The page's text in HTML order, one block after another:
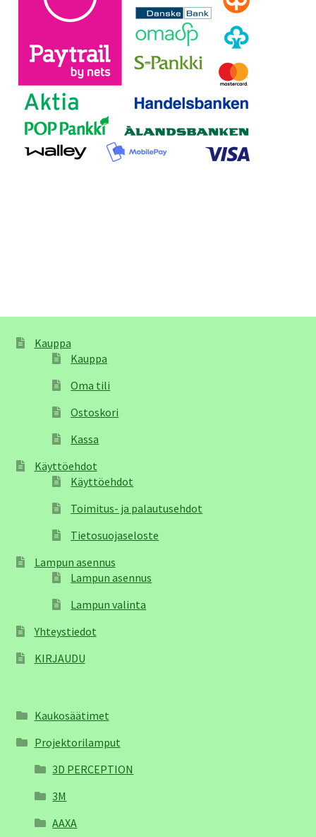
Kauppa
Kauppa
Oma tili
Ostoskori
Kassa
Käyttöehdot
Käyttöehdot
Toimitus- ja palautusehdot
Tietosuojaseloste
Lampun asennus
Lampun asennus
Lampun valinta
Yhteystiedot
KIRJAUDU
Kaukosäätimet
Projektorilamput
3D PERCEPTION
3M
AAXA